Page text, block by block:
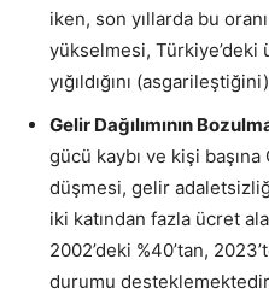
iken, son yıllarda bu
yükselmesi, Türkiye’deki
yığıldığını
Gelir Dağılımının
gücü kaybı ve kişi başına
düşmesi, gelir
iki katından fazla ücret
2002’deki %40’tan,
durumu